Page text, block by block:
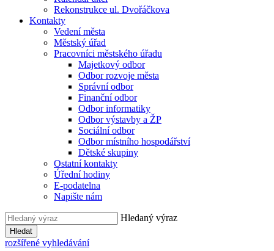
Rekonstrukce ul. Dvořáčkova
Kontakty
Vedení města
Městský úřad
Pracovníci městského úřadu
Majetkový odbor
Odbor rozvoje města
Správní odbor
Finanční odbor
Odbor informatiky
Odbor výstavby a ŽP
Sociální odbor
Odbor místního hospodářství
Dětské skupiny
Ostatní kontakty
Úřední hodiny
E-podatelna
Napište nám
Hledaný výraz
Hledat
rozšířené vyhledávání